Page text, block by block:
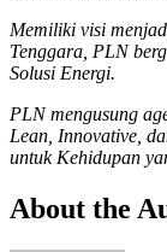
Memiliki visi
Tenggara, PLN
Solusi Energi.
PLN mengusung
Lean, Innovative,
untuk Kehidupan
About the